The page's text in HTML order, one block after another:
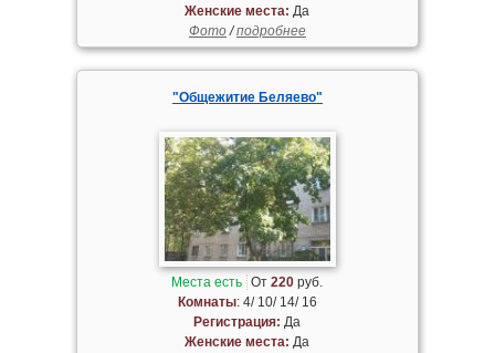
Женские места: Да
Фото/подробнее
"Общежитие Беляево"
Места есть От220 руб.
Комнаты: 4/ 10/ 14/ 16
Регистрация: Да
Женские места: Да